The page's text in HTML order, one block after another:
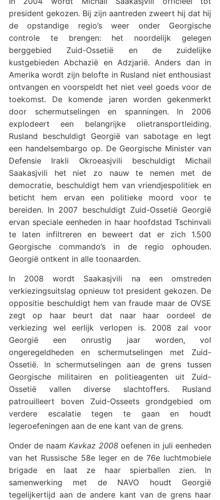
president gekozen. Bij zijn aantreden zweert hij dat hij
de opstandige regio’s weer onder Georgische
controle te brengen: het noordelijk gelegen
berggebied Zuid-Ossetië en de zuidelijke
kustgebieden Abchazië en Adzjarië. Anders dan in
Amerika wordt zijn belofte in Rusland niet enthousiast
ontvangen en voorspeldt het niet veel goeds voor de
toekomst. De komende jaren worden gekenmerkt
door schermutselingen en spanningen. In 2006
explodeert een belangrijke olietransportleiding.
Rusland beschuldigt Georgië van sabotage en legt
een handelsembargo op. De Georgische Minister van
Defensie Irakli Okroeasjvili beschuldigt Michail
Saakasjvili het niet zo nauw te nemen met de
democratie, beschuldigt hem van vriendjespolitiek en
beticht hem ervan een politieke moord voor te
bereiden. In 2007 beschuldigt Zuid-Ossetië Georgië
ervan speciale eenheden in haar hoofdstad Tschinvali
te laten infiltreren en beweert dat er zich 1.500
Georgische commando’s in de regio ophouden.
Georgië ontkent in alle toonaarden.
In 2008 wordt Saakasjvili na een omstreden
verkiezingsuitslag opnieuw tot president gekozen. De
oppositie beschuldigt hem van fraude maar de OVSE
zegt op haar beurt dat naar haar oordeel de
verkiezing wel eerlijk verlopen is. 2008 zal voor
Georgië een onrustig jaar worden, vol
ongeregeldheden en schermutselingen met Zuid-
Ossetië. In schermutselingen aan de grens tussen
Georgische militairen en politieagenten uit Zuid-
Ossetië vallen diverse slachtoffers. Rusland
patrouilleert boven Zuid-Osseets grondgebied om
verdere escalatie tegen te gaan en houdt
legeroefeningen aan de ene kant van de grens.
Onder de naam Kavkaz 2008 oefenen in juli eenheden
van het Russische 58e leger en de 76e luchtmobiele
brigade en laat ze haar spierballen zien. In
samenwerking met de NAVO houdt Georgië
tegelijkertijd aan de andere kant van de grens haar